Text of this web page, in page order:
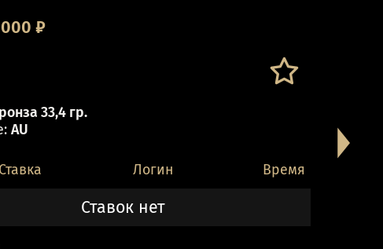
₽
33,4 гр.
AU
Ставка Логин Время
Ставок нет